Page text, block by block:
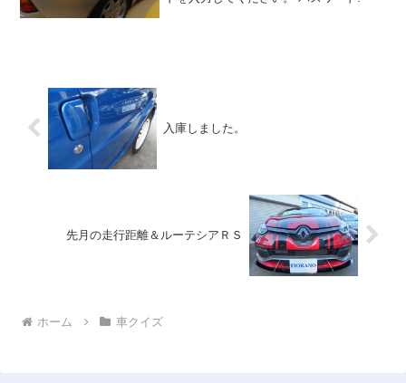
入庫しました。
先月の走行距離＆ルーテシアＲＳ
ホーム 車クイズ